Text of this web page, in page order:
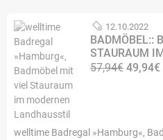
12.10.2022
BADMÖBEL::
STAURAUM
57,94€ 49,94€
welltime Badregal »Hamburg«,